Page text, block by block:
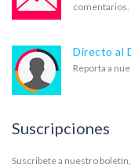
comentarios.
Directo al
Reporta a
Suscripciones
Suscribete a nuestro